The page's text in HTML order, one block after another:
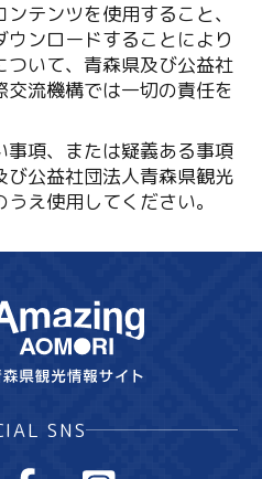
テンツを使用すること、
ンロードすることにより
ついて、青森県及び公益社
流機構では一切の責任を
事項、または疑義ある事項
び公益社団法人青森県観光
え使用してください。
SNS